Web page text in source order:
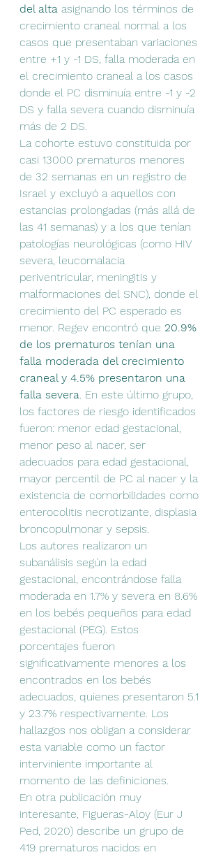
del alta asignando los términos de
crecimiento craneal normal a los
casos que presentaban variaciones
entre +1 y -1 DS, falla moderada en
el crecimiento craneal a los casos
donde el PC disminuía entre -1 y -2
DS y falla severa cuando disminuía
más de 2 DS.
La cohorte estuvo constituida por
casi 13000 prematuros menores
de 32 semanas en un registro de
Israel y excluyó a aquellos con
estancias prolongadas (más allá de
las 41 semanas) y a los que tenían
patologías neurológicas (como HIV
severa, leucomalacia
periventricular, meningitis y
malformaciones del SNC), donde el
crecimiento del PC esperado es
menor. Regev encontró que 20.9%
de los prematuros tenían una
falla moderada del crecimiento
craneal y 4.5% presentaron una
falla severa. En este último grupo,
los factores de riesgo identificados
fueron: menor edad gestacional,
menor peso al nacer, ser
adecuados para edad gestacional,
mayor percentil de PC al nacer y la
existencia de comorbilidades como
enterocolitis necrotizante, displasia
broncopulmonar y sepsis.
Los autores realizaron un
subanálisis según la edad
gestacional, encontrándose falla
moderada en 1.7% y severa en 8.6%
en los bebés pequeños para edad
gestacional (PEG). Estos
porcentajes fueron
significativamente menores a los
encontrados en los bebés
adecuados, quienes presentaron 5.1
y 23.7% respectivamente. Los
hallazgos nos obligan a considerar
esta variable como un factor
interviniente importante al
momento de las definiciones.
En otra publicación muy
interesante, Figueras-Aloy (Eur J
Ped, 2020) describe un grupo de
419 prematuros nacidos en